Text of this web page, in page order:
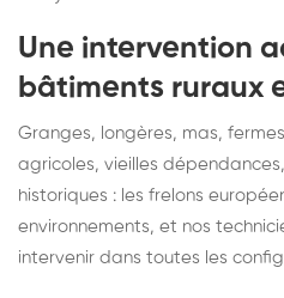
Une intervention
bâtiments ruraux
Granges, longères, mas,
agricoles, vieilles
historiques : les frelons
environnements, et nos
intervenir dans toutes les